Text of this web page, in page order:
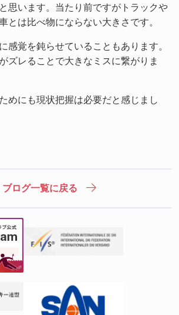
思います。当たり前ですがトラックや
とは比べ物にならない大きさです。
感覚を鈍らせていることもあります。
ズレることで大きなミスに繋がりま
めにも現状把握は必要だと感じまし
ブログ一覧に戻る